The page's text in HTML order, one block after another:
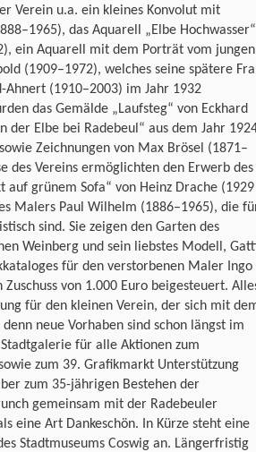
Verein u.a. ein kleines Konvolut mit
das Aquarell „Elbe Hochwasser“
ein Aquarell mit dem Porträt vom jungen
(1909–1972), welches seine spätere
Ahnert (1910–2003) im Jahr 1932
das Gemälde „Laufsteg“ von Eckhard
der Elbe bei Radebeul“ aus dem Jahr
Zeichnungen von Max Brösel (1871–
des Vereins ermöglichten den Erwerb des
grünem Sofa“ von Heinz Drache
Malers Paul Wilhelm (1886–1965), die
sind. Sie zeigen den Garten des
Weinberg und sein liebstes Modell,
für den verstorbenen Maler Ingo
von 1.000 Euro beigesteuert.
für den kleinen Verein, der sich mit
neue Vorhaben sind schon längst im
für alle Aktionen zum
zum 39. Grafikmarkt Unterstützung
zum 35-jährigen Bestehen der
gemeinsam mit der Radebeuler
eine Art Dankeschön. In Kürze steht eine
Stadtmuseums Coswig an. Längerfristig